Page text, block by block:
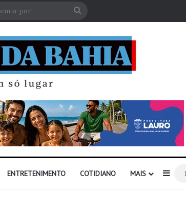
Lateral
ENTRETENIMENTO COTIDIANO MAIS